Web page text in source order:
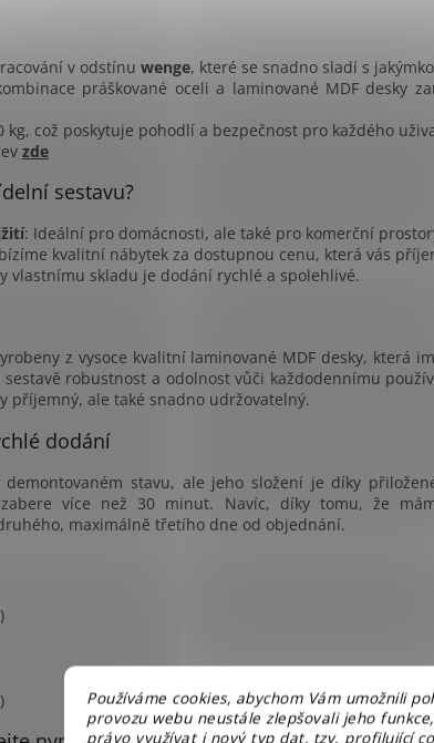
Používáme cookies, abychom Vám umožnili
provozu webu neustále zlepšovali jeho
právo využívat i nový typ dat, tzv. profilující
v odstínu wenge, které se snadno sladí s
práškované oceli a laminované MDF desky
kg, což poskytuje pohodlí a bezpečnost pro každého
zde
sestavu?
: Ideální pro domácnosti, ale také pro komerční
kvalitní nábytek za dostupnou cenu, která vás
vlastnímu skladu je dodání rychlé a spolehlivé.
z vysoce kvalitní laminované MDF desky, která
sestavě robustnost a odolnost vůči každodennímu
příjemný, ale také snadno udržovatelný.
dodání
stavu, ale jeho složení je díky
více než 30 minut. Navíc, díky tomu, že
maximálně třetího dne od objednání.